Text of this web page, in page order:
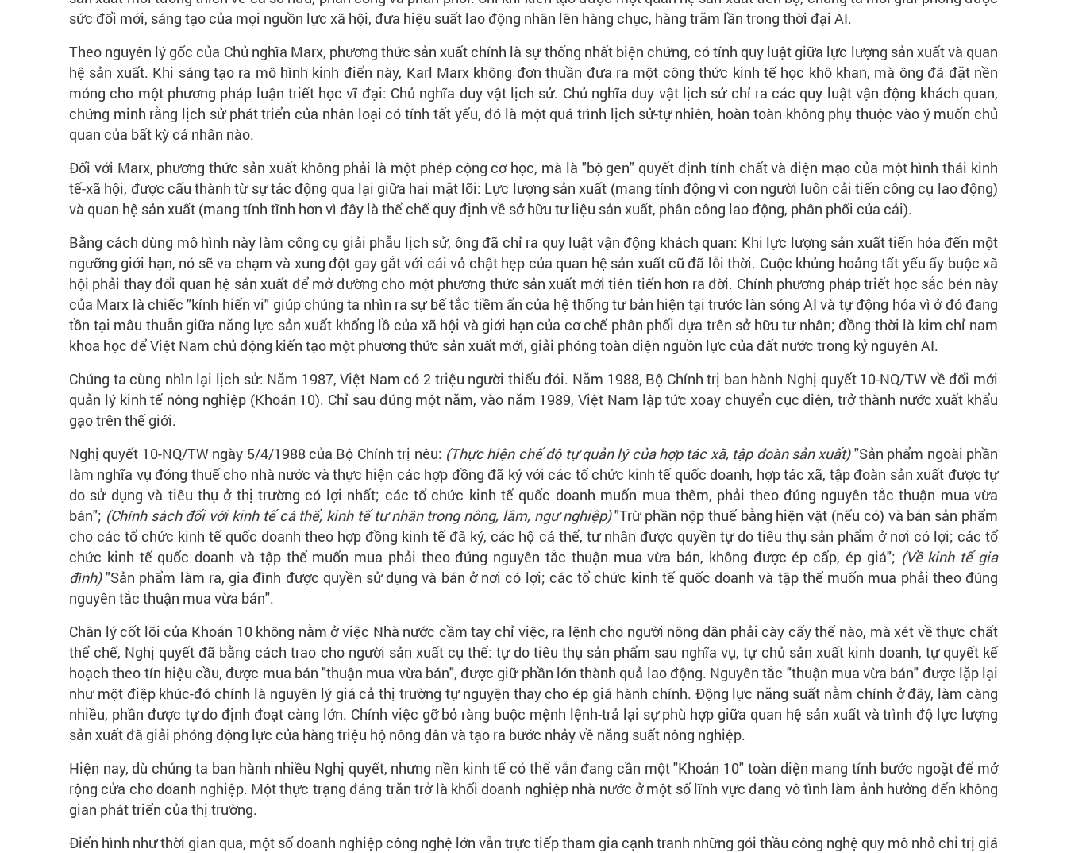
sức đổi mới, sáng tạo của mọi nguồn lực xã hội, đưa hiệu suất lao động nhân lên hàng chục, hàng trăm lần trong thời đại AI.
Theo nguyên lý gốc của Chủ nghĩa Marx, phương thức sản xuất chính là sự thống nhất biện chứng, có tính quy luật giữa lực lượng sản xuất và quan
hệ sản xuất. Khi sáng tạo ra mô hình kinh điển này, Karl Marx không đơn thuần đưa ra một công thức kinh tế học khô khan, mà ông đã đặt nền
móng cho một phương pháp luận triết học vĩ đại: Chủ nghĩa duy vật lịch sử. Chủ nghĩa duy vật lịch sử chỉ ra các quy luật vận động khách quan,
chứng minh rằng lịch sử phát triển của nhân loại có tính tất yếu, đó là một quá trình lịch sử-tự nhiên, hoàn toàn không phụ thuộc vào ý muốn chủ
quan của bất kỳ cá nhân nào.
Đối với Marx, phương thức sản xuất không phải là một phép cộng cơ học, mà là "bộ gen" quyết định tính chất và diện mạo của một hình thái kinh
tế-xã hội, được cấu thành từ sự tác động qua lại giữa hai mặt lõi: Lực lượng sản xuất (mang tính động vì con người luôn cải tiến công cụ lao động)
và quan hệ sản xuất (mang tính tĩnh hơn vì đây là thể chế quy định về sở hữu tư liệu sản xuất, phân công lao động, phân phối của cải).
Bằng cách dùng mô hình này làm công cụ giải phẫu lịch sử, ông đã chỉ ra quy luật vận động khách quan: Khi lực lượng sản xuất tiến hóa đến một
ngưỡng giới hạn, nó sẽ va chạm và xung đột gay gắt với cái vỏ chật hẹp của quan hệ sản xuất cũ đã lỗi thời. Cuộc khủng hoảng tất yếu ấy buộc xã
hội phải thay đổi quan hệ sản xuất để mở đường cho một phương thức sản xuất mới tiên tiến hơn ra đời. Chính phương pháp triết học sắc bén này
của Marx là chiếc "kính hiển vi" giúp chúng ta nhìn ra sự bế tắc tiềm ẩn của hệ thống tư bản hiện tại trước làn sóng AI và tự động hóa vì ở đó đang
tồn tại mâu thuẫn giữa năng lực sản xuất khổng lồ của xã hội và giới hạn của cơ chế phân phối dựa trên sở hữu tư nhân; đồng thời là kim chỉ nam
khoa học để Việt Nam chủ động kiến tạo một phương thức sản xuất mới, giải phóng toàn diện nguồn lực của đất nước trong kỷ nguyên AI.
Chúng ta cùng nhìn lại lịch sử: Năm 1987, Việt Nam có 2 triệu người thiếu đói. Năm 1988, Bộ Chính trị ban hành Nghị quyết 10-NQ/TW về đổi mới
quản lý kinh tế nông nghiệp (Khoán 10). Chỉ sau đúng một năm, vào năm 1989, Việt Nam lập tức xoay chuyển cục diện, trở thành nước xuất khẩu
gạo trên thế giới.
Nghị quyết 10-NQ/TW ngày 5/4/1988 của Bộ Chính trị nêu: (Thực hiện chế độ tự quản lý của hợp tác xã, tập đoàn sản xuất)"Sản phẩm ngoài phần
làm nghĩa vụ đóng thuế cho nhà nước và thực hiện các hợp đồng đã ký với các tổ chức kinh tế quốc doanh, hợp tác xã, tập đoàn sản xuất được tự
do sử dụng và tiêu thụ ở thị trường có lợi nhất; các tổ chức kinh tế quốc doanh muốn mua thêm, phải theo đúng nguyên tắc thuận mua vừa
bán"; (Chính sách đối với kinh tế cá thể, kinh tế tư nhân trong nông, lâm, ngư nghiệp)"Trừ phần nộp thuế bằng hiện vật (nếu có) và bán sản phẩm
cho các tổ chức kinh tế quốc doanh theo hợp đồng kinh tế đã ký, các hộ cá thể, tư nhân được quyền tự do tiêu thụ sản phẩm ở nơi có lợi; các tổ
chức kinh tế quốc doanh và tập thể muốn mua phải theo đúng nguyên tắc thuận mua vừa bán, không được ép cấp, ép giá"; (Về kinh tế gia
đình)"Sản phẩm làm ra, gia đình được quyền sử dụng và bán ở nơi có lợi; các tổ chức kinh tế quốc doanh và tập thể muốn mua phải theo đúng
nguyên tắc thuận mua vừa bán".
Chân lý cốt lõi của Khoán 10 không nằm ở việc Nhà nước cầm tay chỉ việc, ra lệnh cho người nông dân phải cày cấy thế nào, mà xét về thực chất
thể chế, Nghị quyết đã bằng cách trao cho người sản xuất cụ thể: tự do tiêu thụ sản phẩm sau nghĩa vụ, tự chủ sản xuất kinh doanh, tự quyết kế
hoạch theo tín hiệu cầu, được mua bán "thuận mua vừa bán", được giữ phần lớn thành quả lao động. Nguyên tắc "thuận mua vừa bán" được lặp lại
như một điệp khúc-đó chính là nguyên lý giá cả thị trường tự nguyện thay cho ép giá hành chính. Động lực năng suất nằm chính ở đây, làm càng
nhiều, phần được tự do định đoạt càng lớn. Chính việc gỡ bỏ ràng buộc mệnh lệnh-trả lại sự phù hợp giữa quan hệ sản xuất và trình độ lực lượng
sản xuất đã giải phóng động lực của hàng triệu hộ nông dân và tạo ra bước nhảy về năng suất nông nghiệp.
Hiện nay, dù chúng ta ban hành nhiều Nghị quyết, nhưng nền kinh tế có thể vẫn đang cần một "Khoán 10" toàn diện mang tính bước ngoặt để mở
rộng cửa cho doanh nghiệp. Một thực trạng đáng trăn trở là khối doanh nghiệp nhà nước ở một số lĩnh vực đang vô tình làm ảnh hưởng đến không
gian phát triển của thị trường.
Điển hình như thời gian qua, một số doanh nghiệp công nghệ lớn vẫn trực tiếp tham gia cạnh tranh những gói thầu công nghệ quy mô nhỏ chỉ trị giá